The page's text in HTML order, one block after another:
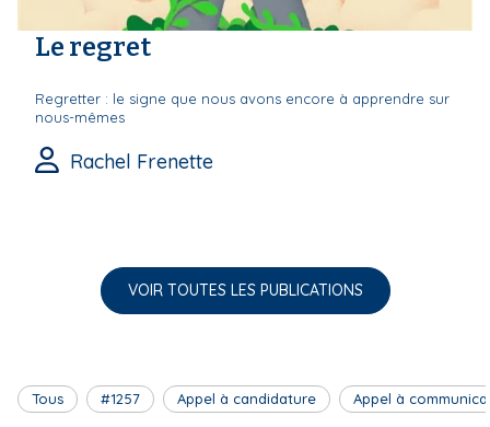
Le regret
Regretter : le signe que nous avons encore à apprendre sur
nous-mêmes
Rachel Frenette
VOIR TOUTES LES PUBLICATIONS
Tous #1257 Appel à candidature Appel à